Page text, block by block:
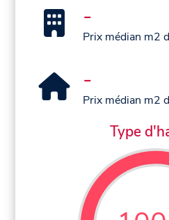
-
Prix médian m2
-
Prix médian m2
Type